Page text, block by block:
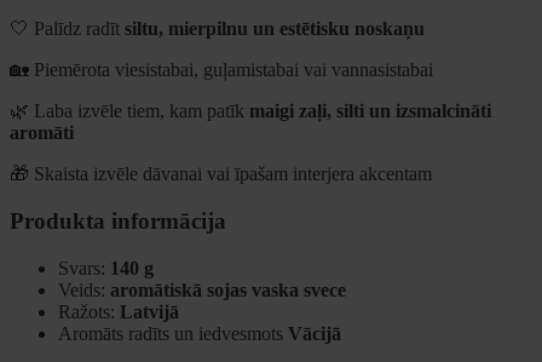
🤍 Palīdz radīt siltu, mierpilnu un estētisku noskaņu
🏡 Piemērota viesistabai, guļamistabai vai vannasistabai
🌿 Laba izvēle tiem, kam patīk maigi zaļi, silti un izsmalcināti
aromāti
🎁 Skaista izvēle dāvanai vai īpašam interjera akcentam
Produkta informācija
Svars: 140 g
Veids: aromātiskā sojas vaska svece
Ražots: Latvijā
Aromāts radīts un iedvesmots Vācijā